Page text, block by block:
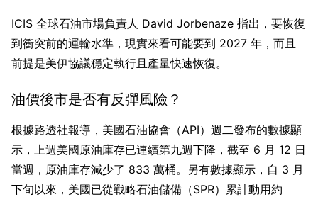
ICIS 全球石油市場負責人 David Jorbenaze 指出，要恢復
到衝突前的運輸水準，現實來看可能要到 2027 年，而且
前提是美伊協議穩定執行且產量快速恢復。
油價後市是否有反彈風險？
根據路透社報導，美國石油協會（API）週二發布的數據顯
示，上週美國原油庫存已連續第九週下降，截至 6 月 12 日
當週，原油庫存減少了 833 萬桶。另有數據顯示，自 3 月
下旬以來，美國已從戰略石油儲備（SPR）累計動用約